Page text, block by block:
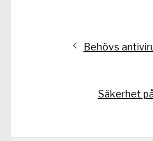
Inläggsnavigering
Föregående
Behövs
Nästa
Säkerhet